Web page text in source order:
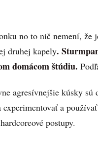
no to nič nemení, že
druhej kapely.
domácom štúdiu.
agresívnejšie kúsky
a
postupy.